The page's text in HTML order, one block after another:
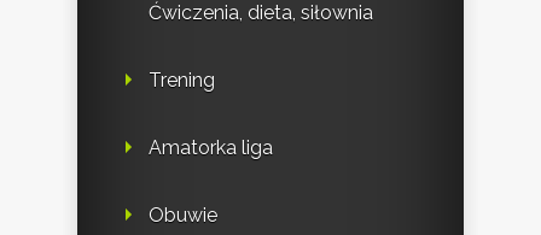
Ćwiczenia, dieta, siłownia
Trening
Amatorka liga
Obuwie